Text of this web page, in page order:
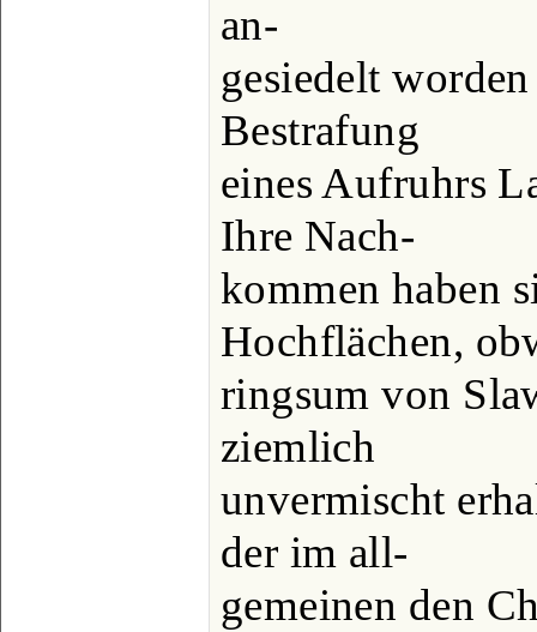
an-
gesiedelt
Bestrafung
eines Aufruhrs
Ihre Nach-
kommen haben
Hochflächen,
ringsum von
ziemlich
unvermischt
der im all-
gemeinen den